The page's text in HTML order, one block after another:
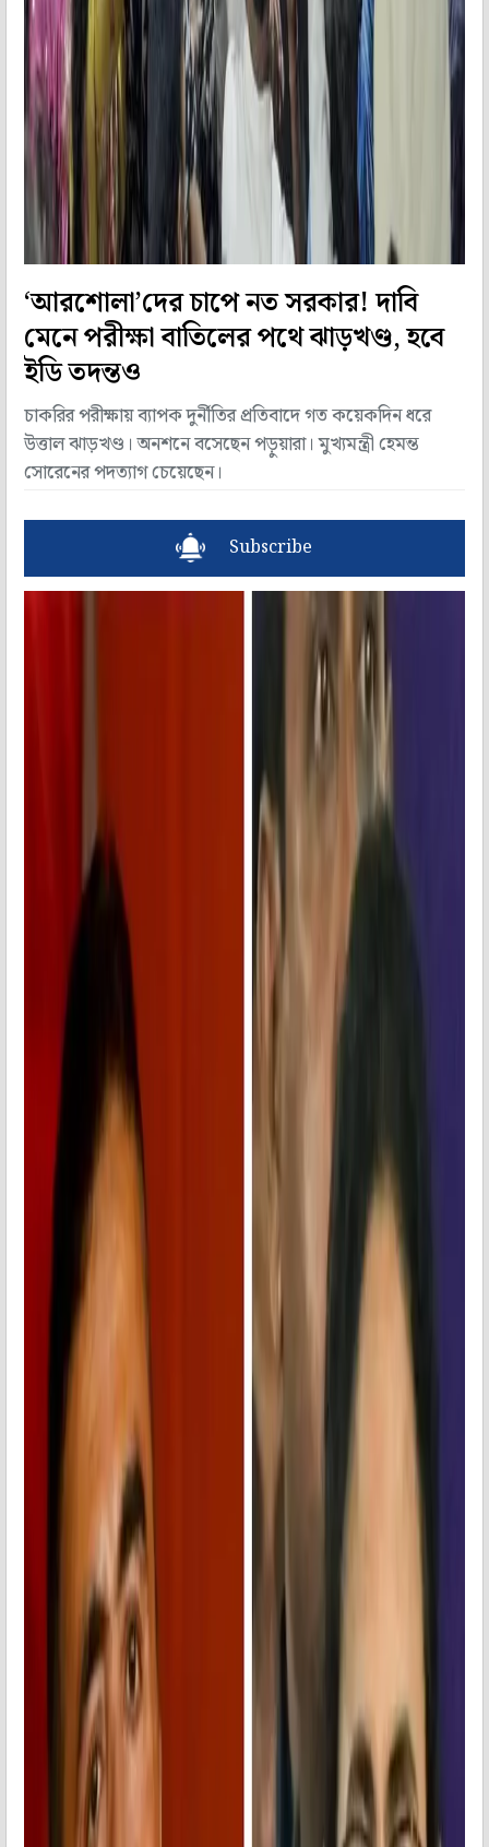
‘আরশোলা’দের চাপে নত সরকার! দাবি
মেনে পরীক্ষা বাতিলের পথে ঝাড়খণ্ড, হবে
ইডি তদন্তও
চাকরির পরীক্ষায় ব্যাপক দুর্নীতির প্রতিবাদে গত কয়েকদিন ধরে
উত্তাল ঝাড়খণ্ড। অনশনে বসেছেন পড়ুয়ারা। মুখ্যমন্ত্রী হেমন্ত
সোরেনের পদত্যাগ চেয়েছেন।
Subscribe